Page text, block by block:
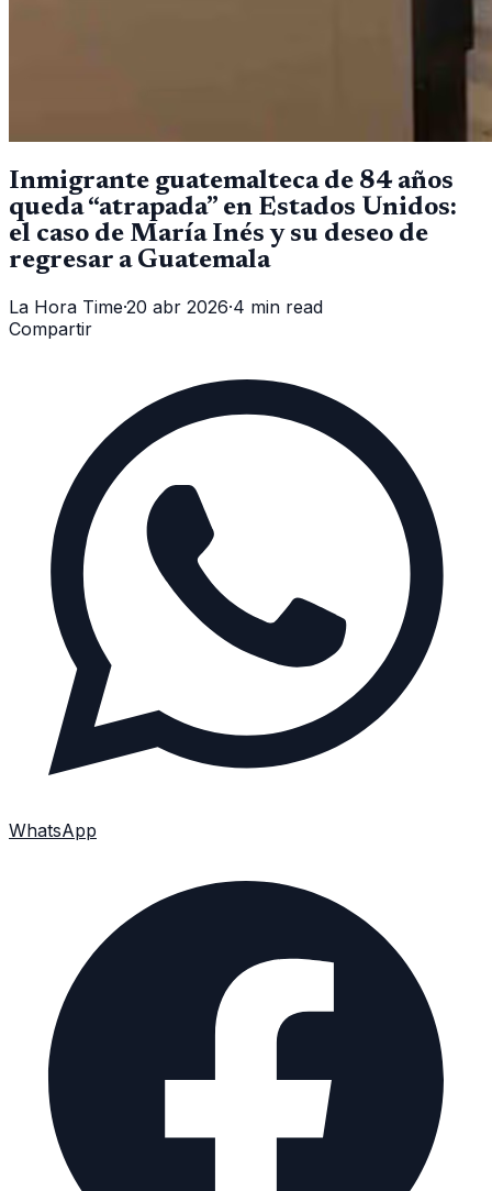
Inmigrante guatemalteca de 84 años
queda “atrapada” en Estados Unidos:
el caso de María Inés y su deseo de
regresar a Guatemala
La Hora Time·20 abr 2026·4 min read
Compartir
WhatsApp